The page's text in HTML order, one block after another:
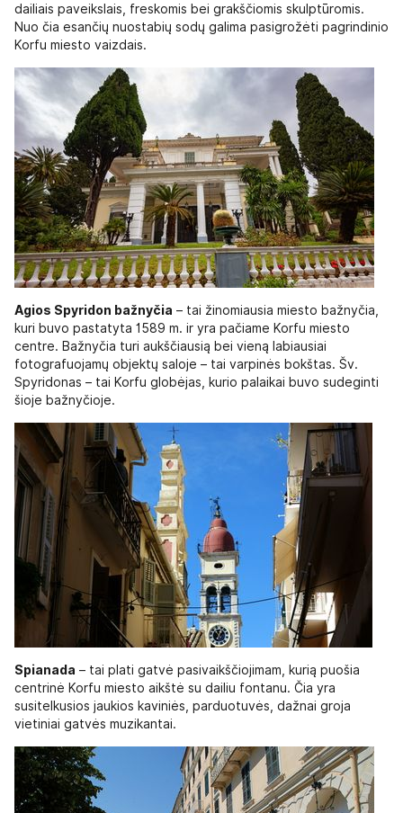
dailiais paveikslais, freskomis bei grakščiomis skulptūromis.
Nuo čia esančių nuostabių sodų galima pasigrožėti pagrindinio
Korfu miesto vaizdais.
Agios Spyridon bažnyčia – tai žinomiausia miesto bažnyčia,
kuri buvo pastatyta 1589 m. ir yra pačiame Korfu miesto
centre. Bažnyčia turi aukščiausią bei vieną labiausiai
fotografuojamų objektų saloje – tai varpinės bokštas. Šv.
Spyridonas – tai Korfu globėjas, kurio palaikai buvo sudeginti
šioje bažnyčioje.
Spianada – tai plati gatvė pasivaikščiojimam, kurią puošia
centrinė Korfu miesto aikštė su dailiu fontanu. Čia yra
susitelkusios jaukios kaviniės, parduotuvės, dažnai groja
vietiniai gatvės muzikantai.